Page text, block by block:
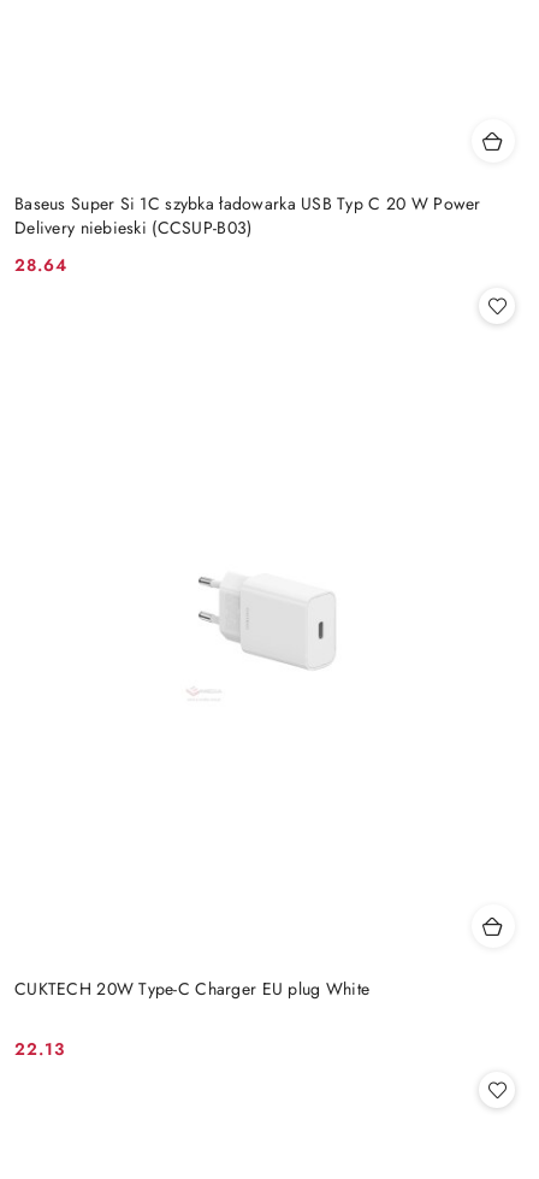
Baseus Super Si 1C szybka ładowarka USB Typ C 20 W Power
Delivery niebieski (CCSUP-B03)
Cena:
28.64
CUKTECH 20W Type-C Charger EU plug White
Cena:
22.13